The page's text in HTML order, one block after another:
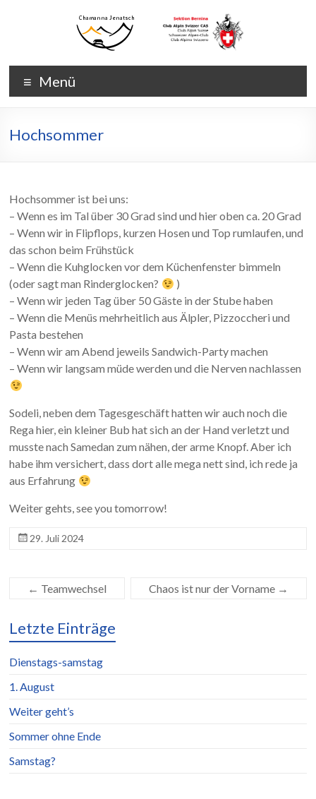
Chamanna
Jenatsch
Chamanna
Jenatsch
CAS
Menü
Hochsommer
Hochsommer ist bei uns:
– Wenn es im Tal über 30 Grad sind und hier oben ca. 20 Grad
– Wenn wir in Flipflops, kurzen Hosen und Top rumlaufen, und
das schon beim Frühstück
– Wenn die Kuhglocken vor dem Küchenfenster bimmeln
(oder sagt man Rinderglocken?
)
– Wenn wir jeden Tag über 50 Gäste in der Stube haben
– Wenn die Menüs mehrheitlich aus Älpler, Pizzoccheri und
Pasta bestehen
– Wenn wir am Abend jeweils Sandwich-Party machen
– Wenn wir langsam müde werden und die Nerven nachlassen
Sodeli, neben dem Tagesgeschäft hatten wir auch noch die
Rega hier, ein kleiner Bub hat sich an der Hand verletzt und
musste nach Samedan zum nähen, der arme Knopf. Aber ich
habe ihm versichert, dass dort alle mega nett sind, ich rede ja
aus Erfahrung
Weiter gehts, see you tomorrow!
29. Juli 2024
← Teamwechsel Chaos ist nur der Vorname →
Letzte Einträge
Dienstags-samstag
1. August
Weiter geht’s
Sommer ohne Ende
Samstag?